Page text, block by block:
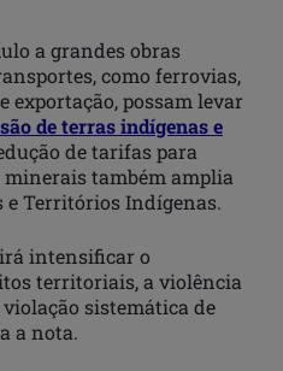
a grandes obras
como ferrovias,
exportação, possam levar
de terras indígenas e
de tarifas para
também amplia
e Territórios Indígenas.
intensificar o
territoriais, a violência
sistemática de
a nota.